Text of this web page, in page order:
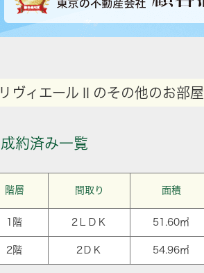
リヴィエールⅡのその他のお部
成約済み一覧
階層 間取り 面積
1階 2ＬＤＫ 51.60㎡
2階 2ＤＫ 54.96㎡